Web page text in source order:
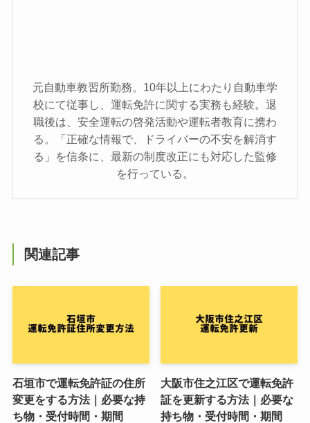
元自動車教習所勤務。10年以上にわたり自動車学
校にて従事し、運転免許に関する実務も経験。退
職後は、安全運転の啓発活動や運転者教育に携わ
る。「正確な情報で、ドライバーの不安を解消す
る」を信条に、最新の制度改正にも対応した監修
を行っている。
関連記事
石垣市で運転免許証の住所
変更をする方法｜必要な持
ち物・受付時間・期間
大阪市住之江区で運転免許
証を更新する方法｜必要な
持ち物・受付時間・期間